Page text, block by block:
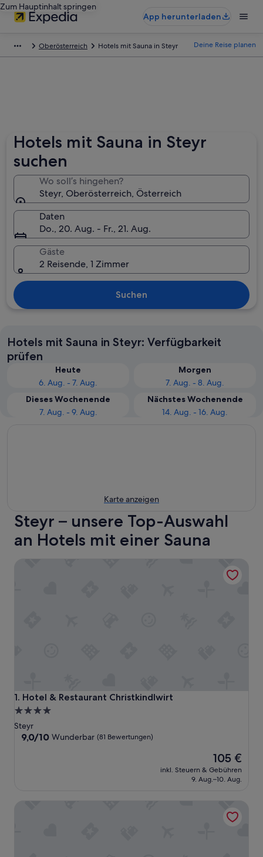
Zum Hauptinhalt springen
App herunterladen
Oberösterreich Hotels mit Sauna in Steyr Deine Reise planen
Hotels mit Sauna in Steyr
suchen
Wo soll’s hingehen?
Steyr, Oberösterreich, Österreich
Daten
Do., 20. Aug. - Fr., 21. Aug.
Gäste
2 Reisende, 1 Zimmer
Suchen
Hotels mit Sauna in Steyr: Verfügbarkeit
prüfen
Heute
6. Aug. - 7. Aug.
Morgen
7. Aug. - 8. Aug.
Dieses Wochenende
7. Aug. - 9. Aug.
Nächstes Wochenende
14. Aug. - 16. Aug.
Karte anzeigen
Steyr – unsere Top-Auswahl
an Hotels mit einer Sauna
1. Hotel & Restaurant Christkindlwirt
Hotel & Restaurant Christkindlwirt
4.0-
Sterne-
Unterkunft
Steyr
9.0
9,0/10 Wunderbar (81 Bewertungen)
Der
Preis
beträgt
105 €
inkl. Steuern & Gebühren
9. Aug.–10. Aug.